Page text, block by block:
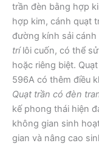
trần đèn bằng hợp
hợp kim, cánh quạt
đường kính sải cánh
trílôi cuốn, có thể
hoặc riêng biệt.
596A có thêm điều
Quạt trần có đèn
kế phong thái hiện
không gian sinh
gian và nâng cao